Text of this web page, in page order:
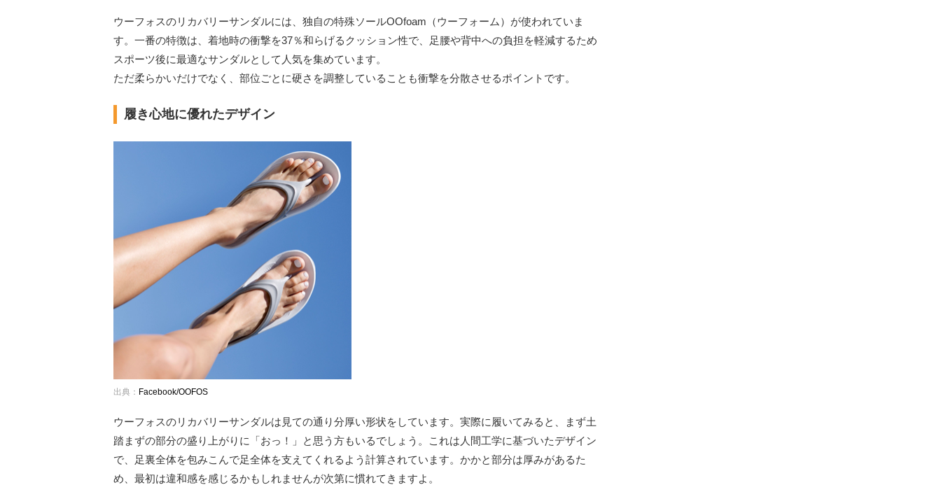
ウーフォスのリカバリーサンダルには、独自の特殊ソールOOfoam（ウーフォーム）が使われていま
す。一番の特徴は、着地時の衝撃を37％和らげるクッション性で、足腰や背中への負担を軽減するため
スポーツ後に最適なサンダルとして人気を集めています。
ただ柔らかいだけでなく、部位ごとに硬さを調整していることも衝撃を分散させるポイントです。
履き心地に優れたデザイン
出典： Facebook/OOFOS
ウーフォスのリカバリーサンダルは見ての通り分厚い形状をしています。実際に履いてみると、まず土
踏まずの部分の盛り上がりに「おっ！」と思う方もいるでしょう。これは人間工学に基づいたデザイン
で、足裏全体を包みこんで足全体を支えてくれるよう計算されています。かかと部分は厚みがあるた
め、最初は違和感を感じるかもしれませんが次第に慣れてきますよ。